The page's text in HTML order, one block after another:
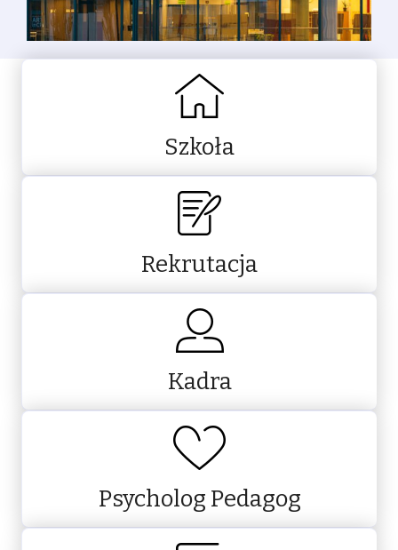
Szkoła
Rekrutacja
Kadra
Psycholog Pedagog